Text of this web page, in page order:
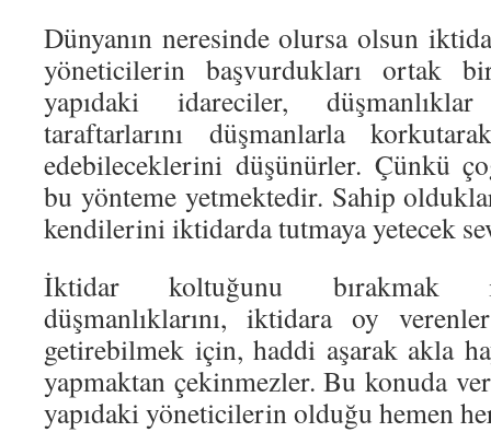
Dünyanın neresinde olursa olsun
yöneticilerin başvurdukları ortak
yapıdaki idareciler,
taraftarlarını düşmanlarla
edebileceklerini düşünürler. Çünkü
bu yönteme yetmektedir. Sahip
kendilerini iktidarda tutmaya yetecek
İktidar koltuğunu bırakmak
düşmanlıklarını, iktidara oy
getirebilmek için, haddi aşarak akla
yapmaktan çekinmezler. Bu konuda
yapıdaki yöneticilerin olduğu hemen